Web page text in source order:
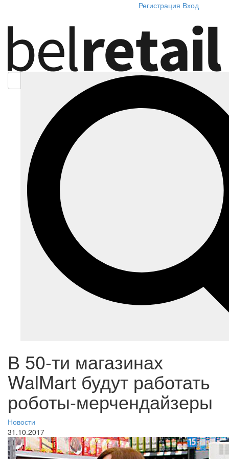
Регистрация Вход
В 50-ти магазинах
WalMart будут работать
роботы-мерчендайзеры
Новости
31.10.2017